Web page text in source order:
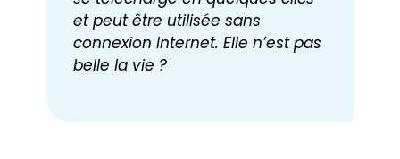
et peut être utilisée sans
connexion Internet. Elle n’est pas
belle la vie ?